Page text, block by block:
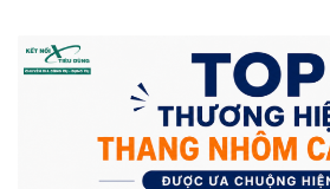
dùng đến vậy!